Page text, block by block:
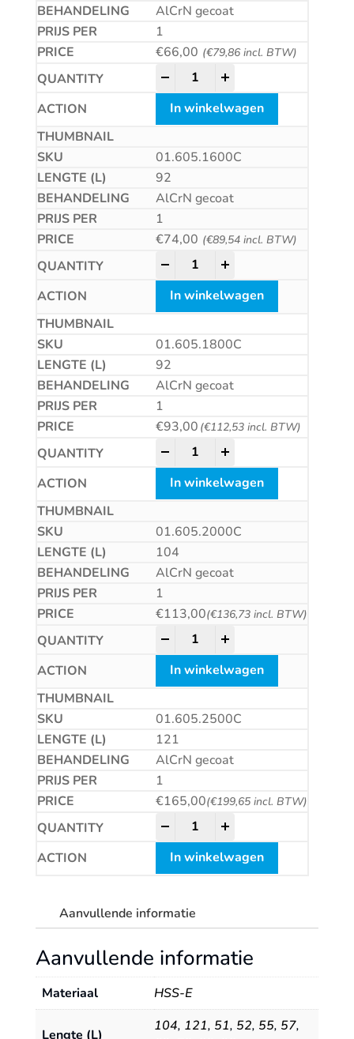
AlCrN gecoat
1
€66,00 (€79,86incl. BTW)
HSS-E Universeelfrees,
In winkelwagen
01.605.1600C
92
AlCrN gecoat
1
€74,00 (€89,54incl. BTW)
HSS-E Universeelfrees,
In winkelwagen
01.605.1800C
92
AlCrN gecoat
1
€93,00 (€112,53incl. BTW)
HSS-E Universeelfrees,
In winkelwagen
01.605.2000C
104
AlCrN gecoat
1
€113,00(€136,73incl. BTW)
HSS-E Universeelfrees,
In winkelwagen
01.605.2500C
121
AlCrN gecoat
1
€165,00(€199,65incl. BTW)
HSS-E Universeelfrees,
In winkelwagen
Aanvullende informatie
Aanvullende informatie
Materiaal HSS-E
Lengte (L)
104, 121, 51, 52, 55, 57,